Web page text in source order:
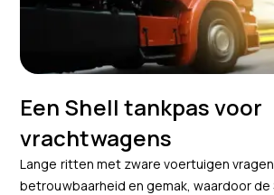
Een Shell tankpas voor
vrachtwagens
Lange ritten met zware voertuigen
betrouwbaarheid en gemak, waardoor de